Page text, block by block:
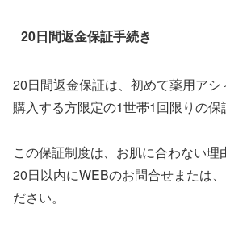
20日間返金保証手続き
20日間返金保証は、初めて薬用ア
購入する方限定の1世帯1回限りの保
この保証制度は、お肌に合わない理
20日以内にWEBのお問合せまたは
ださい。